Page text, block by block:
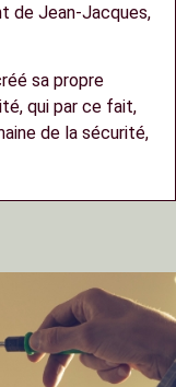
de Jean-Jacques,
sa propre
qui par ce fait,
de la sécurité,